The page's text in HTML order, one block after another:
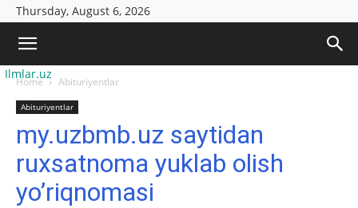
Thursday, August 6, 2026
Ilmlar.uz
Home Abituriyentlar
Abituriyentlar
my.uzbmb.uz saytidan
ruxsatnoma yuklab olish
yo’riqnomasi